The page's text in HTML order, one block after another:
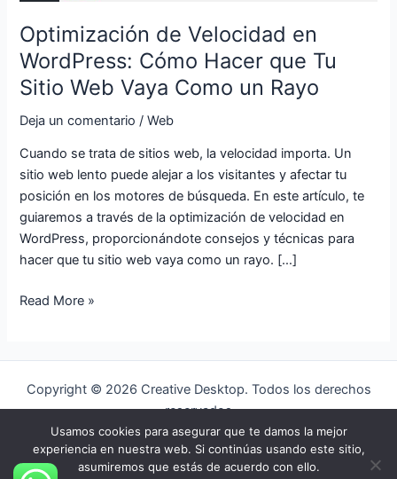
Optimización de Velocidad en
WordPress: Cómo Hacer que Tu
Sitio Web Vaya Como un Rayo
Deja un comentario /Web
Cuando se trata de sitios web, la velocidad importa. Un
sitio web lento puede alejar a los visitantes y afectar tu
posición en los motores de búsqueda. En este artículo, te
guiaremos a través de la optimización de velocidad en
WordPress, proporcionándote consejos y técnicas para
hacer que tu sitio web vaya como un rayo. […]
Vaya
Como
un
Read More »
Copyright © 2026 Creative Desktop. Todos los derechos
reservados
Aviso legal
Política de Cookies
Usamos cookies para asegurar que te damos la mejor
experiencia en nuestra web. Si continúas usando este sitio,
asumiremos que estás de acuerdo con ello.